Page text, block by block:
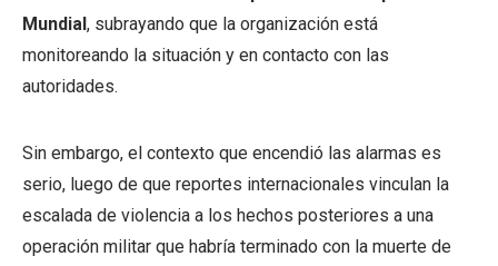
Mundial, subrayando que la organización está
monitoreando la situación y en contacto con las
autoridades.
Sin embargo, el contexto que encendió las alarmas es
serio, luego de que reportes internacionales vinculan la
escalada de violencia a los hechos posteriores a una
operación militar que habría terminado con la muerte de